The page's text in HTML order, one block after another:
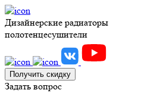
Дизайнерские радиаторы
полотенцесушители
Получить скидку
Задать вопрос